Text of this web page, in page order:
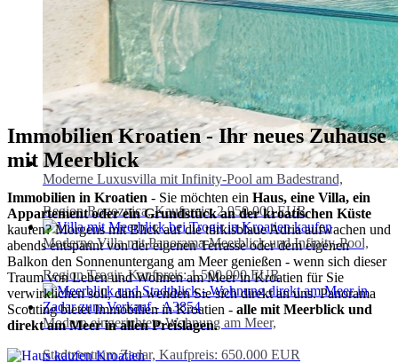
Moderne Luxusvilla mit Infinity-Pool am Badestrand,
Region Rogoznica, Kaufpreis: 2.950.000 EUR
Moderne Villa mit Panorama-Meerblick und Infinity-Pool,
Region Trogir, Kaufpreis: 1.500.000 EUR
Modern eingerichtete Wohnung am Meer,
Stadtzentrum Zadar, Kaufpreis: 650.000 EUR
Immobilien Kroatien - Ihr neues Zuhause
mit Meerblick
Immobilien in Kroatien - Sie möchten ein Haus, eine Villa, ein
Appartement oder ein Grundstück an der kroatischen Küste
kaufen? Morgens mit Blick auf die türkisblaue Adria aufwachen und
abends entspannt von der eigenen Terrasse oder dem eigenen
Balkon den Sonnenuntergang am Meer genießen - wenn sich dieser
Traum von Leben und Wohnen am Meer in Kroatien für Sie
verwirklichen soll, dann wenden Sie sich direkt an uns. Panorama
Scouting bietet Immobilien in Kroatien - alle mit Meerblick und
direkt am Meer in allen Preislagen.